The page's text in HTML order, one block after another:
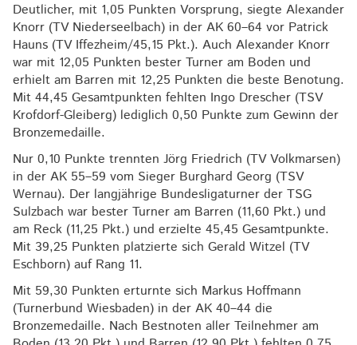
Deutlicher, mit 1,05 Punkten Vorsprung, siegte Alexander
Knorr (TV Niederseelbach) in der AK 60–64 vor Patrick
Hauns (TV Iffezheim/45,15 Pkt.). Auch Alexander Knorr
war mit 12,05 Punkten bester Turner am Boden und
erhielt am Barren mit 12,25 Punkten die beste Benotung.
Mit 44,45 Gesamtpunkten fehlten Ingo Drescher (TSV
Krofdorf-Gleiberg) lediglich 0,50 Punkte zum Gewinn der
Bronzemedaille.
Nur 0,10 Punkte trennten Jörg Friedrich (TV Volkmarsen)
in der AK 55–59 vom Sieger Burghard Georg (TSV
Wernau). Der langjährige Bundesligaturner der TSG
Sulzbach war bester Turner am Barren (11,60 Pkt.) und
am Reck (11,25 Pkt.) und erzielte 45,45 Gesamtpunkte.
Mit 39,25 Punkten platzierte sich Gerald Witzel (TV
Eschborn) auf Rang 11.
Mit 59,30 Punkten erturnte sich Markus Hoffmann
(Turnerbund Wiesbaden) in der AK 40–44 die
Bronzemedaille. Nach Bestnoten aller Teilnehmer am